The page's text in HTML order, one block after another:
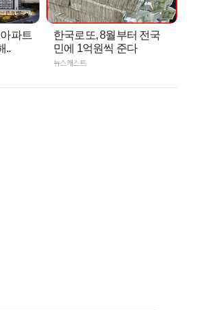
파트
..
한국로또, 8월부터 전국
민에 1억원씩 준다
뉴스캐스트